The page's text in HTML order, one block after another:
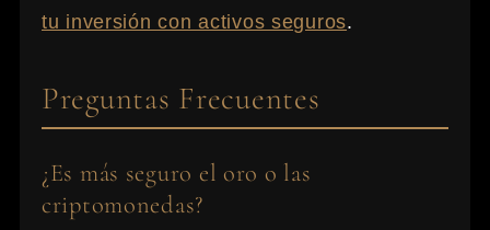
tu inversión con activos seguros.
Preguntas Frecuentes
¿Es más seguro el oro o las
criptomonedas?